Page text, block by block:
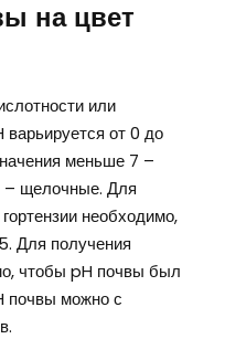
на цвет
или
от 0 до
меньше 7 –
– щелочные. Для
необходимо,
Для получения
чтобы pH почвы был
почвы можно с